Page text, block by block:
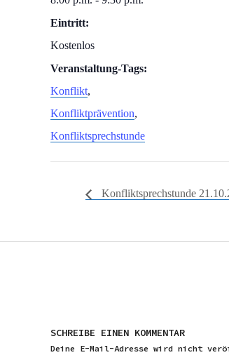
Eintritt:
Kostenlos
Veranstaltung-Tags:
Konflikt,
Konfliktprävention,
Konfliktsprechstunde
Konfliktsprechstunde
SCHREIBE EINEN KOMMENTAR
Deine E-Mail-Adresse wird nicht